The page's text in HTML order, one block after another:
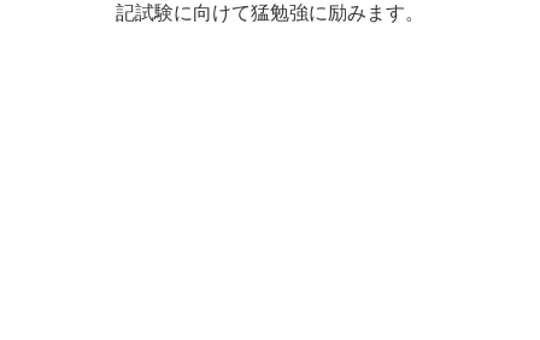
記試験に向けて猛勉強に励みます。